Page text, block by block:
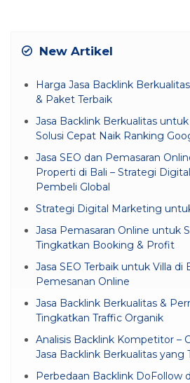
New Artikel
Harga Jasa Backlink
& Paket Terbaik
Jasa Backlink Berkualitas
Solusi Cepat Naik Ranking
Jasa SEO dan Pemasaran
Properti di Bali – Strategi
Pembeli Global
Strategi Digital Marketing
Jasa Pemasaran Online untuk
Tingkatkan Booking & Profit
Jasa SEO Terbaik untuk Villa di
Pemesanan Online
Jasa Backlink Berkualitas &
Tingkatkan Traffic Organik
Analisis Backlink Kompetitor –
Jasa Backlink Berkualitas yang
Perbedaan Backlink DoFollow